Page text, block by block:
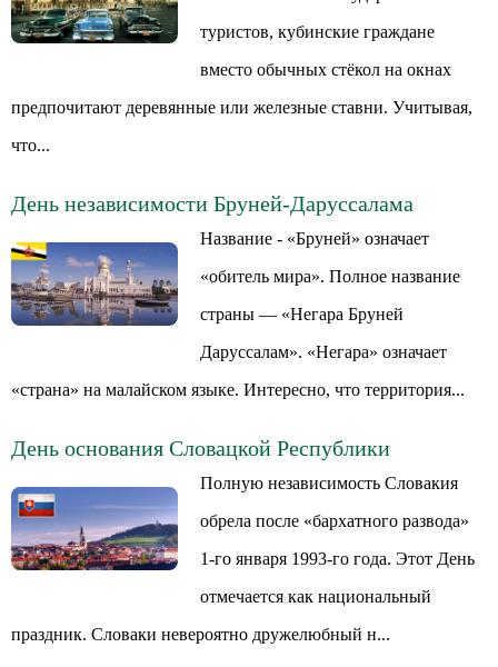
туристов, кубинские граждане
вместо обычных стёкол на окнах
предпочитают деревянные или железные ставни. Учитывая,
что...
День независимости Бруней-Даруссалама
Название - «Бруней» означает
«обитель мира». Полное название
страны — «Негара Бруней
Даруссалам». «Негара» означает
«страна» на малайском языке. Интересно, что территория...
День основания Словацкой Республики
Полную независимость Словакия
обрела после «бархатного развода»
1-го января 1993-го года. Этот День
отмечается как национальный
праздник. Словаки невероятно дружелюбный н...